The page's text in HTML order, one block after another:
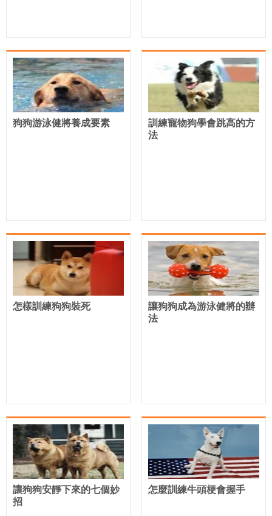
狗狗游泳健將養成要素
訓練寵物狗學會跳高的方
法
怎樣訓練狗狗裝死
讓狗狗成為游泳健將的辦
法
讓狗狗安靜下來的七個妙
招
怎麼訓練牛頭梗會握手